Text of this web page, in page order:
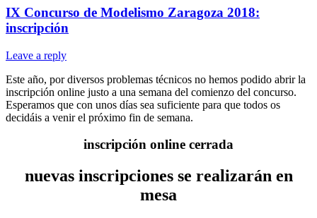
IX Concurso de Modelismo Zaragoza 2018:
inscripción
Leave a reply
Este año, por diversos problemas técnicos no hemos podido abrir la
inscripción online justo a una semana del comienzo del concurso.
Esperamos que con unos días sea suficiente para que todos os
decidáis a venir el próximo fin de semana.
inscripción online cerrada
nuevas inscripciones se realizarán en
mesa